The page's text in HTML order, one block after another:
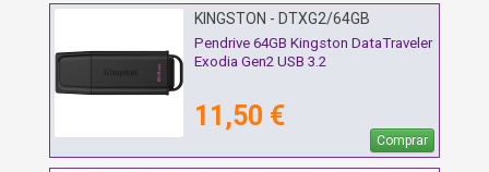
KINGSTON - DTXG2/64GB
Pendrive 64GB Kingston DataTraveler
Exodia Gen2 USB 3.2
11,50 €
Comprar